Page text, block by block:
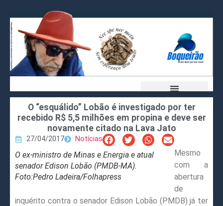
O “esquálido” Lobão é investigado por ter
recebido R$ 5,5 milhões em propina e deve ser
novamente citado na Lava Jato
27/04/2017 Notícias
O ex-ministro de Minas e Energia e atual
senador Edison Lobão (PMDB-MA).
Foto:Pedro Ladeira/Folhapress
Mesmo
com a
abertura
de
inquérito contra o senador Edison Lobão (PMDB) já ter